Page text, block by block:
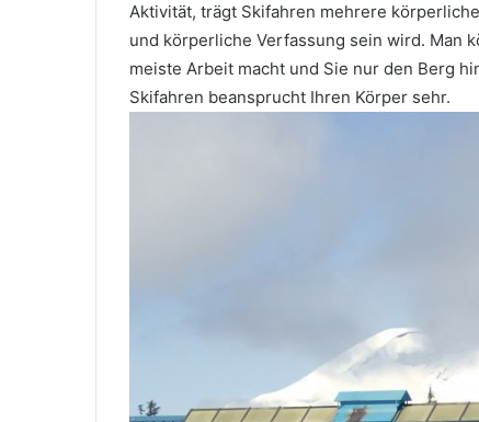
Aktivität, trägt Skifahren mehrere
und körperliche Verfassung sein wird. Man
meiste Arbeit macht und Sie nur den Berg
Skifahren beansprucht Ihren Körper sehr.